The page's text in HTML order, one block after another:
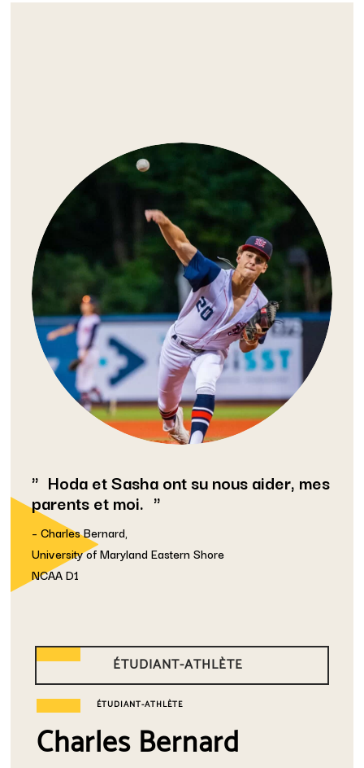
Hoda et Sasha ont su nous aider, mes
parents et moi.
– Charles Bernard,
University of Maryland Eastern Shore
NCAA D1
ÉTUDIANT-ATHLÈTE
ÉTUDIANT-ATHLÈTE
Charles Bernard